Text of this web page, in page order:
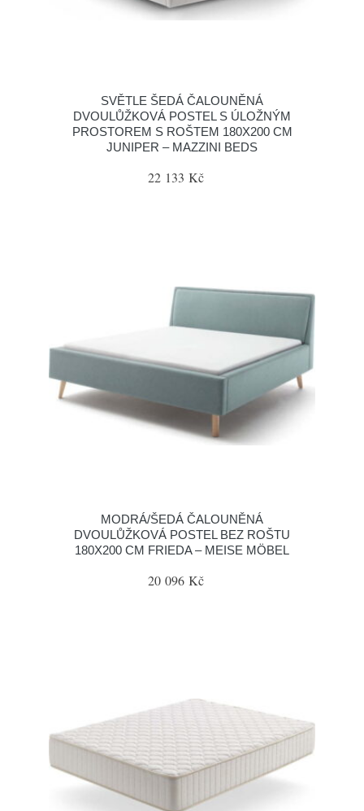
SVĚTLE ŠEDÁ ČALOUNĚNÁ
DVOULŮŽKOVÁ POSTEL S ÚLOŽNÝM
PROSTOREM S ROŠTEM 180X200 CM
JUNIPER – MAZZINI BEDS
22 133 Kč
MODRÁ/ŠEDÁ ČALOUNĚNÁ
DVOULŮŽKOVÁ POSTEL BEZ ROŠTU
180X200 CM FRIEDA – MEISE MÖBEL
20 096 Kč